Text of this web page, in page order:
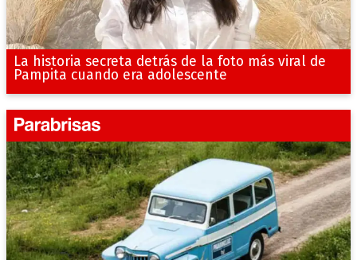
La historia secreta detrás de la foto más viral de
Pampita cuando era adolescente